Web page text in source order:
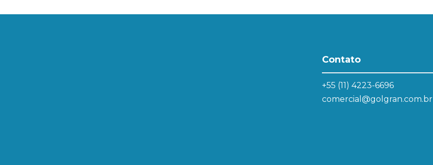
Contato
+55 (11) 4223-6696
comercial@golgran.com.br